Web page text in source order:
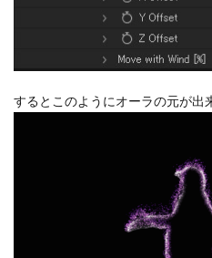
するとこのようにオーラの元が出